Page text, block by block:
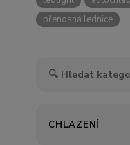
přenosná lednice
CHLAZENÍ